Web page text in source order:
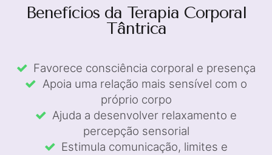
Benefícios da Terapia Corporal
Tântrica
Favorece consciência corporal e presença
Apoia uma relação mais sensível com o
próprio corpo
Ajuda a desenvolver relaxamento e
percepção sensorial
Estimula comunicação, limites e